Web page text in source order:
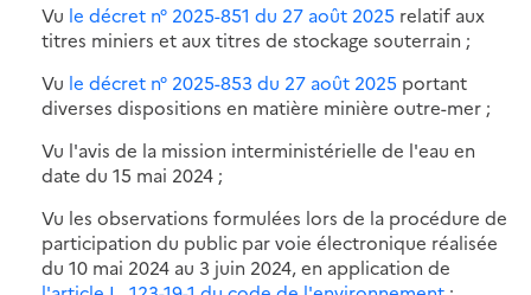
Vu le décret n° 2025-851 du 27 août 2025 relatif aux
titres miniers et aux titres de stockage souterrain ;
Vu le décret n° 2025-853 du 27 août 2025 portant
diverses dispositions en matière minière outre-mer ;
Vu l'avis de la mission interministérielle de l'eau en
date du 15 mai 2024 ;
Vu les observations formulées lors de la procédure de
participation du public par voie électronique réalisée
du 10 mai 2024 au 3 juin 2024, en application de